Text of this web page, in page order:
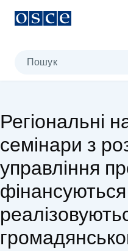
Пошук
Регіональні
семінари з
управління